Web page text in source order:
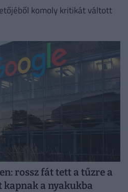
komoly kritikát váltott
rossz fát tett a tűzre a
kapnak a nyakukba